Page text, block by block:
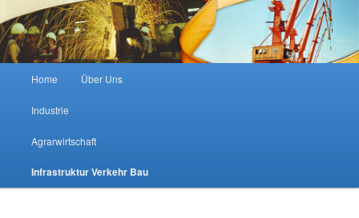
Home Über Uns
Industrie
Agrarwirtschaft
Infrastruktur Verkehr Bau